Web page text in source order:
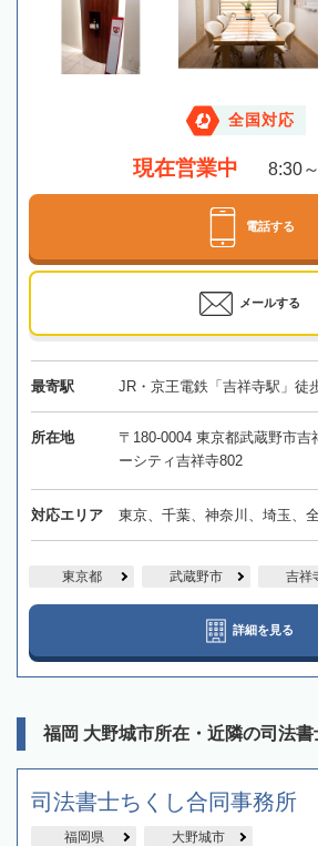
全国対応
現在営業中 8:30
電話する
メールする
最寄駅 JR・京王電鉄「吉祥寺駅」徒
所在地
〒180-0004 東京都武蔵野市
ーシティ吉祥寺802
対応エリア 東京、千葉、神奈川、埼玉、
東京都 武蔵野市 吉祥
詳細を見る
福岡 大野城市所在・近隣の司法
司法書士ちくし合同事務所
福岡県 大野城市